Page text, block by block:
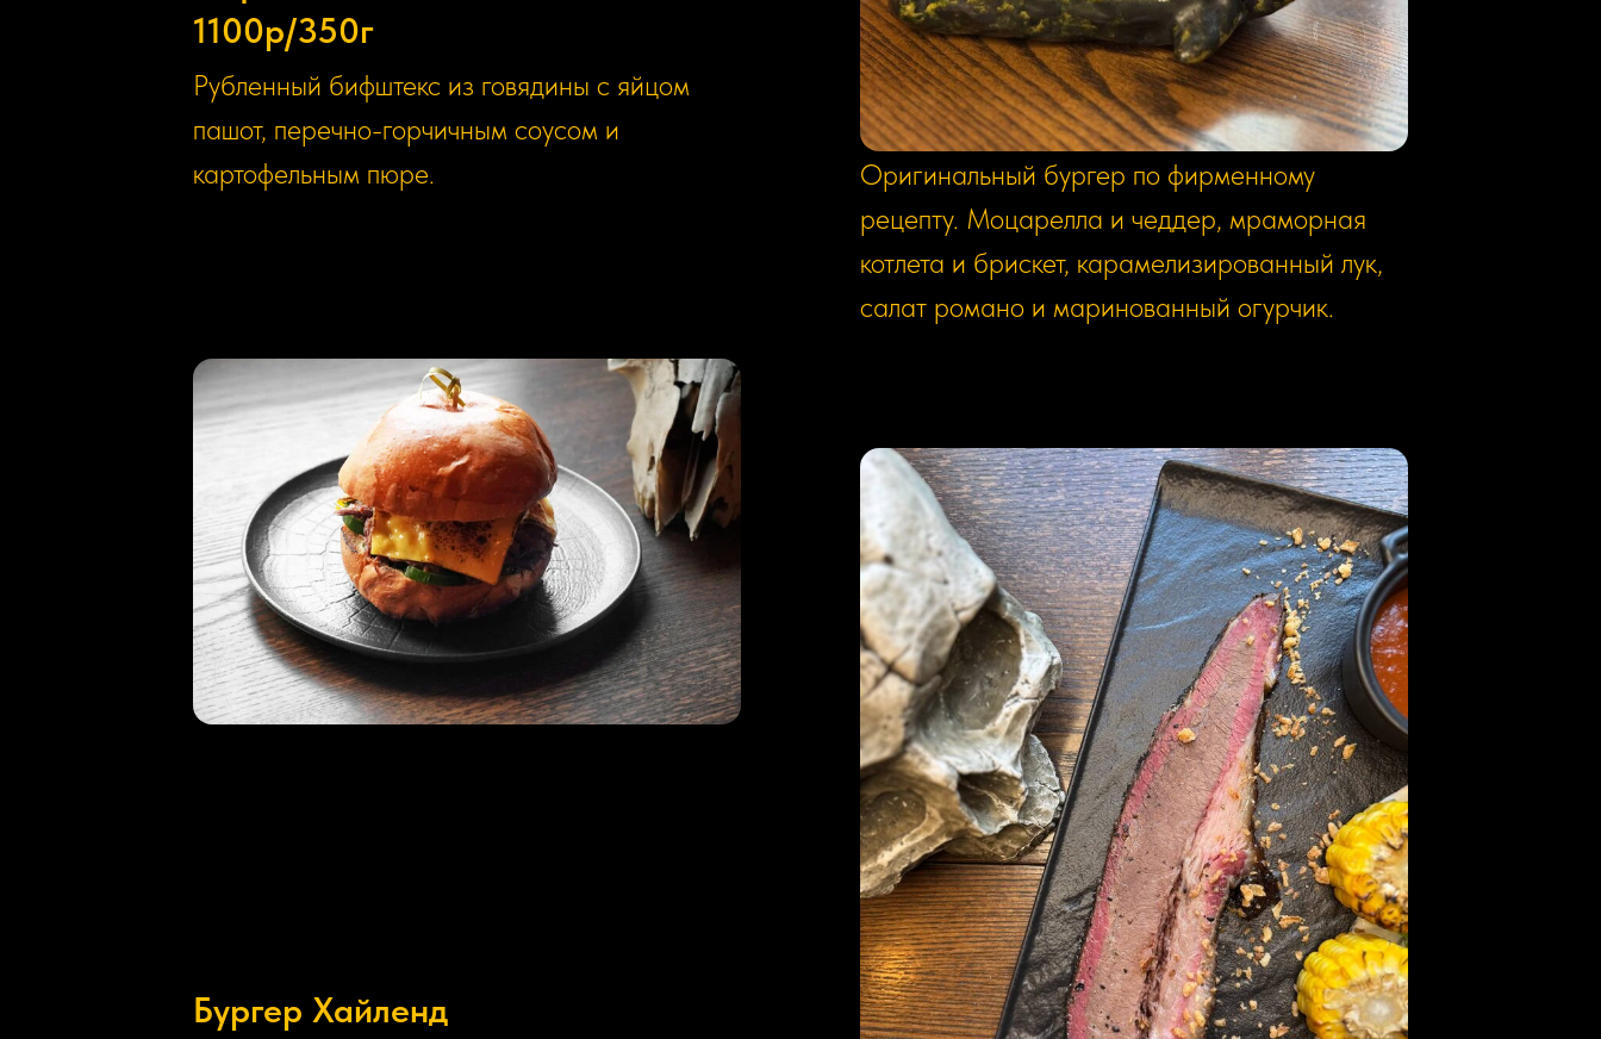
1100р/350г
Рубленный бифштекс из говядины с яйцом
пашот, перечно-горчичным соусом и
картофельным пюре.
Бургер РИК
810р/300г
Оригинальный бургер по фирменному
рецепту. Моцарелла и чеддер, мраморная
котлета и брискет, карамелизированный лук,
салат романо и маринованный огурчик.
Бургер Хайленд